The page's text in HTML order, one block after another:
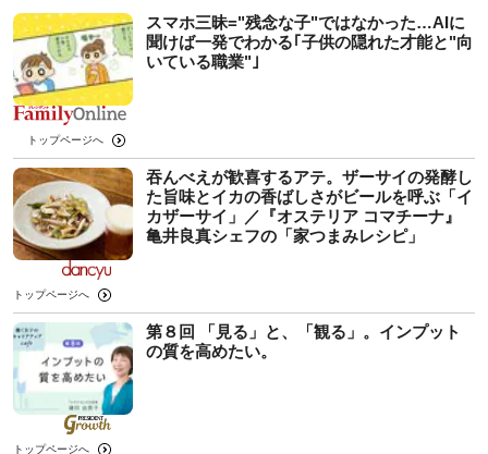
スマホ三昧="残念な子"ではなかった…AIに
聞けば一発でわかる｢子供の隠れた才能と"向
いている職業"｣
トップページへ
吞んべえが歓喜するアテ。ザーサイの発酵し
た旨味とイカの香ばしさがビールを呼ぶ「イ
カザーサイ」／『オステリア コマチーナ』
⻲井良真シェフの「家つまみレシピ」
トップページへ
第８回 「見る」と、「観る」。インプット
の質を高めたい。
トップページへ